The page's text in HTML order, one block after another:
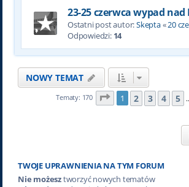
23-25 czerwca wypad nad
Ostatni post autor:Skepta«20
Odpowiedzi: 14
NOWY TEMAT
Tematy: 170 Strona z
1 2 3 4 5
TWOJE UPRAWNIENIA NA TYM FORUM
Nie możesztworzyć nowych tematów